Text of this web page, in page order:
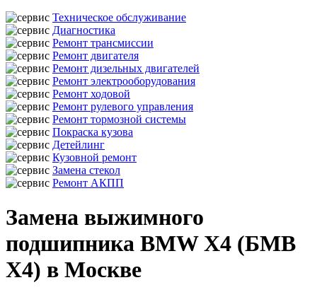
Техническое обслуживание
Диагностика
Ремонт трансмиссии
Ремонт двигателя
Ремонт дизельных двигателей
Ремонт электрооборудования
Ремонт ходовой
Ремонт рулевого управления
Ремонт тормозной системы
Покраска кузова
Детейлинг
Кузовной ремонт
Замена стекол
Ремонт АКПП
Замена выжимного
подшипника BMW X4 (БМВ
Х4) в Москве